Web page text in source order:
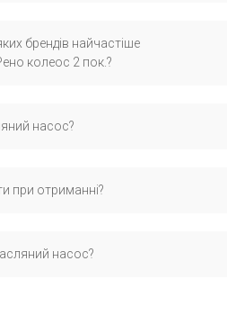
це виключає помилки. Наші
сумісність з VIN і
брендів найчастіше
колеос 2 пок.?
сумісні з Renault Koleos 2
насос?
та підтвердимо
при отриманні?
насос?